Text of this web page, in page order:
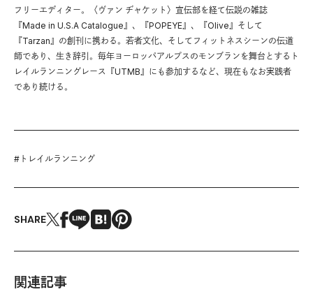
フリーエディター。〈ヴァン ヂャケット〉宣伝部を経て伝説の雑誌
『Made in U.S.A Catalogue』、『POPEYE』、『Olive』そして
『Tarzan』の創刊に携わる。若者文化、そしてフィットネスシーンの伝道
師であり、生き辞引。毎年ヨーロッパアルプスのモンブランを舞台とするト
レイルランニングレース『UTMB』にも参加するなど、現在もなお実践者
であり続ける。
# トレイルランニング
SHARE
関連記事